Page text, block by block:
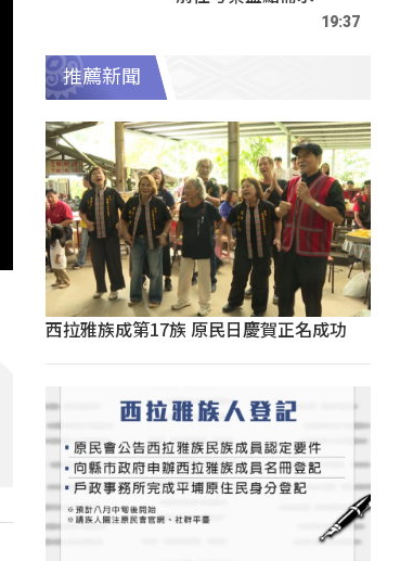
19:37
推薦新聞
西拉雅族成第17族 原民日慶賀正名成功